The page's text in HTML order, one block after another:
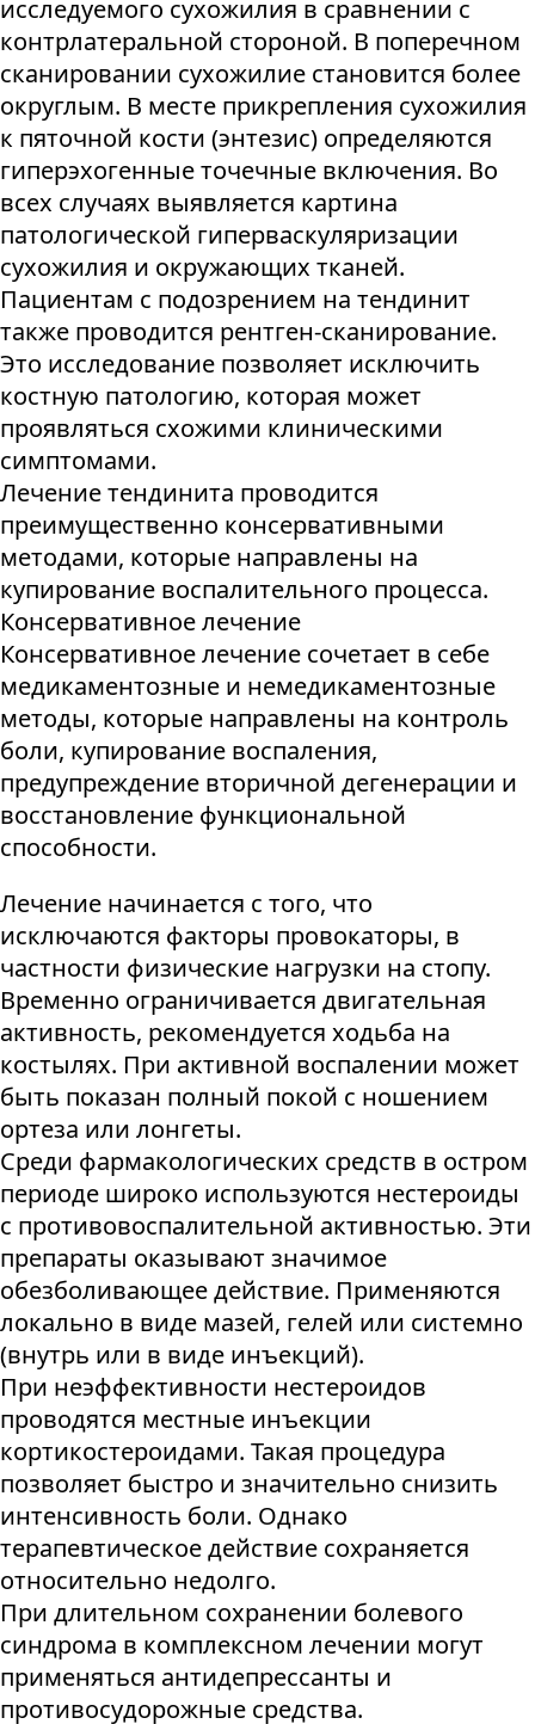
исследуемого сухожилия в сравнении с
контрлатеральной стороной. В поперечном
сканировании сухожилие становится более
округлым. В месте прикрепления сухожилия
к пяточной кости (энтезис) определяются
гиперэхогенные точечные включения. Во
всех случаях выявляется картина
патологической гиперваскуляризации
сухожилия и окружающих тканей.
Пациентам с подозрением на тендинит
также проводится рентген-сканирование.
Это исследование позволяет исключить
костную патологию, которая может
проявляться схожими клиническими
симптомами.
Лечение тендинита проводится
преимущественно консервативными
методами, которые направлены на
купирование воспалительного процесса.
Консервативное лечение
Консервативное лечение сочетает в себе
медикаментозные и немедикаментозные
методы, которые направлены на контроль
боли, купирование воспаления,
предупреждение вторичной дегенерации и
восстановление функциональной
способности.
Лечение начинается с того, что
исключаются факторы провокаторы, в
частности физические нагрузки на стопу.
Временно ограничивается двигательная
активность, рекомендуется ходьба на
костылях. При активной воспалении может
быть показан полный покой с ношением
ортеза или лонгеты.
Среди фармакологических средств в остром
периоде широко используются нестероиды
с противовоспалительной активностью. Эти
препараты оказывают значимое
обезболивающее действие. Применяются
локально в виде мазей, гелей или системно
(внутрь или в виде инъекций).
При неэффективности нестероидов
проводятся местные инъекции
кортикостероидами. Такая процедура
позволяет быстро и значительно снизить
интенсивность боли. Однако
терапевтическое действие сохраняется
относительно недолго.
При длительном сохранении болевого
синдрома в комплексном лечении могут
применяться антидепрессанты и
противосудорожные средства.